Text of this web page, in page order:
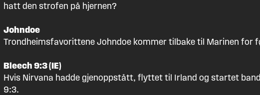
hatt den strofen på hjernen?
Johndoe
Trondheimsfavorittene Johndoe kommer tilbake til Marinen for
Bleech 9:3 (IE)
Hvis Nirvana hadde gjenoppstått, flyttet til Irland og startet
9:3.